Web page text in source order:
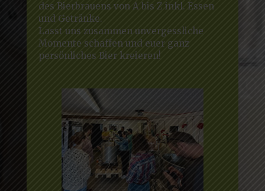
des Bierbrauens von A bis Z inkl. Essen
und Getränke.
Lasst uns zusammen unvergessliche
Momente schaffen und euer ganz
persönliches Bier kreieren!